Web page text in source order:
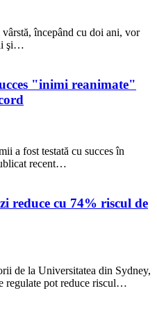
începând cu doi ani, vor
şi…
"inimi reanimate"
a fost testată cu succes în
recent…
reduce cu 74% riscul de
de la Universitatea din Sydney,
regulate pot reduce riscul…